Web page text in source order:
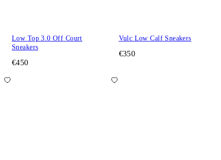
Low Top 3.0 Off Court
Sneakers
€450
Vulc Low Calf Sneakers
€350